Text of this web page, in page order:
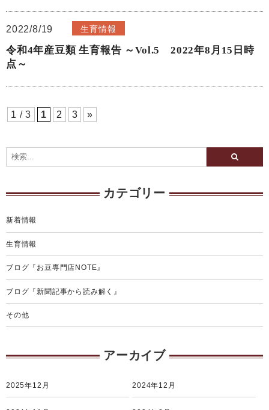
2022/8/19 生育情報
令和4年産豆類 生育報告 ～Vol.5 2022年8月15日時
点～
1 / 3 1 2 3 »
カテゴリー
新着情報
生育情報
ブログ『お豆専門店NOTE』
ブログ『新聞記事から読み解く』
その他
アーカイブ
2025年12月 2024年12月